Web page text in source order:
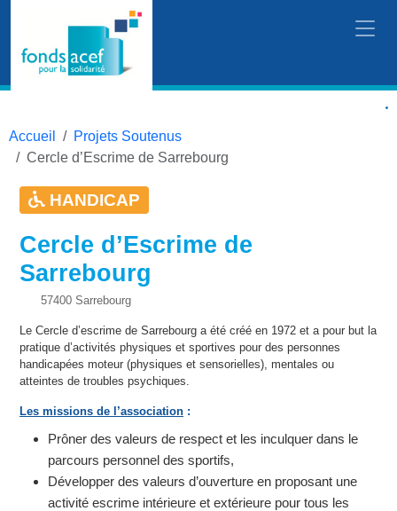
Accueil
Projets Soutenus
Cercle d’Escrime de Sarrebourg
HANDICAP
Cercle d’Escrime de
Sarrebourg
57400 Sarrebourg
Le Cercle d’escrime de Sarrebourg a été créé en 1972 et a pour but la
pratique d’activités physiques et sportives pour des personnes
handicapées moteur (physiques et sensorielles), mentales ou
atteintes de troubles psychiques.
Les missions de l’association :
Prôner des valeurs de respect et les inculquer dans le
parcours personnel des sportifs,
Développer des valeurs d’ouverture en proposant une
activité escrime intérieure et extérieure pour tous les